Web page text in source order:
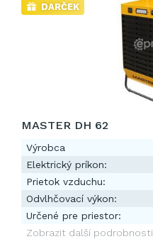
DARČEK
MASTER DH 62
Výrobca
Elektrický príkon:
Prietok vzduchu:
Odvlhčovací výkon:
Určené pre priestor:
Zobrazit další podrobnosti